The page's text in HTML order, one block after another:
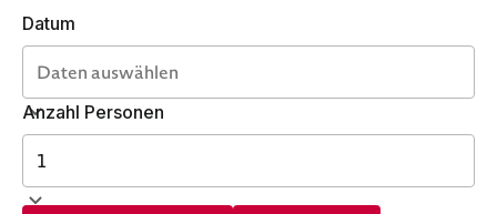
Datum
Anzahl Personen